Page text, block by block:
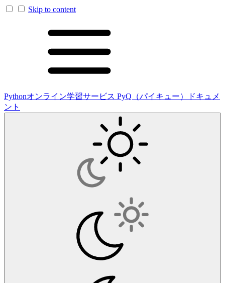
Skip to content
Pythonオンライン学習サービス PyQ（パイキュー）ドキュメ
ント